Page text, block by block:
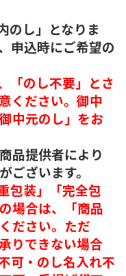
のし」となりま
申込時にご希望の
「のし不要」とさ
ください。御中
中元のし」をお
品提供者により
ございます。
包装」「完全包
場合は、「商品
ださい。ただ
りできない場合
可・のし名入れ不